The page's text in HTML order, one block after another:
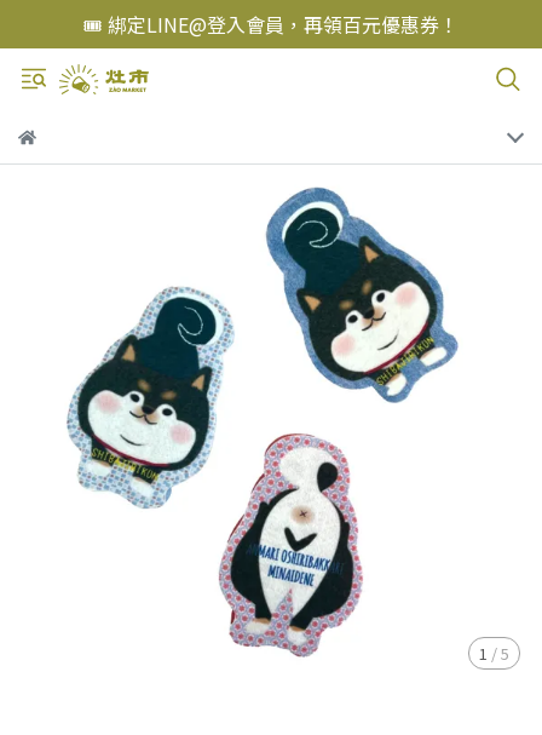
👑 會員消費享紅利回饋，可兌換精選好禮！
1 /5